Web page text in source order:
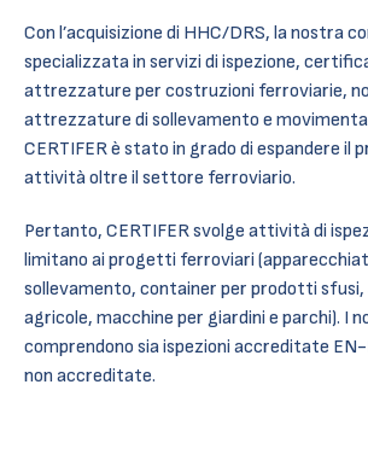
Con l’acquisizione di HHC/DRS, la nostra
specializzata in servizi di ispezione,
attrezzature per costruzioni ferroviarie,
attrezzature di sollevamento e
CERTIFER è stato in grado di espandere il
attività oltre il settore ferroviario.
Pertanto, CERTIFER svolge attività di
limitano ai progetti ferroviari
sollevamento, container per prodotti
agricole, macchine per giardini e parchi). I
comprendono sia ispezioni accreditate
non accreditate.